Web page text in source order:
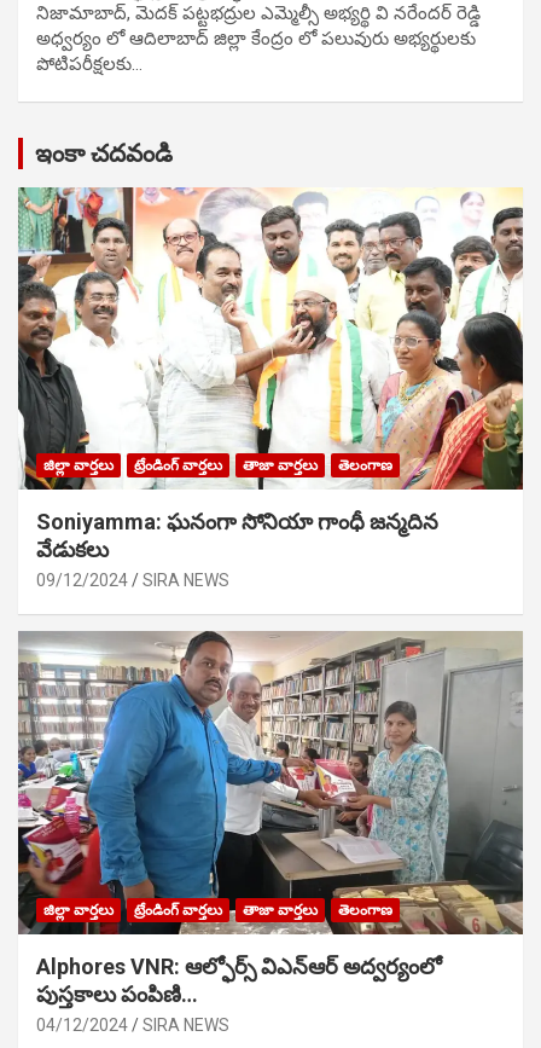
నిజామాబాద్, మెదక్ పట్టభద్రుల ఎమ్మెల్సీ అభ్యర్థి వి నరేందర్ రెడ్డి
అధ్వర్యం లో ఆదిలాబాద్ జిల్లా కేంద్రం లో పలువురు అభ్యర్థులకు
పోటిప‌రీక్ష‌ల‌కు…
ఇంకా చదవండి
జిల్లా వార్తలు ట్రేండింగ్ వార్తలు తాజా వార్తలు తెలంగాణ
Soniyamma: ఘ‌నంగా సోనియా గాంధీ జ‌న్మ‌దిన
వేడుక‌లు
09/12/2024 SIRA NEWS
జిల్లా వార్తలు ట్రేండింగ్ వార్తలు తాజా వార్తలు తెలంగాణ
Alphores VNR: ఆల్ఫోర్స్ విఎన్ఆర్ అద్వర్యంలో
పుస్తకాలు పంపిణి…
04/12/2024 SIRA NEWS